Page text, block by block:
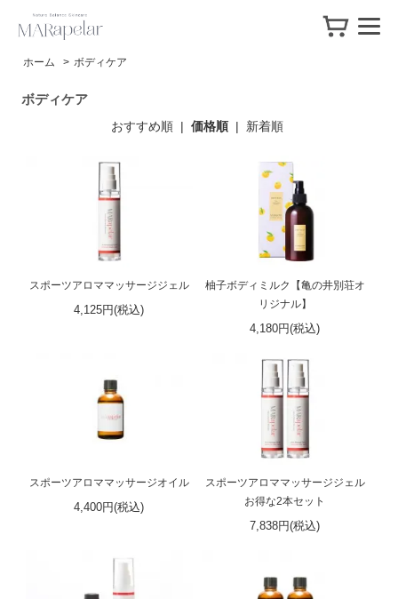
ホーム > ボディケア
ボディケア
おすすめ順| 価格順| 新着順
スポーツアロママッサージジェル
4,125円(税込)
柚子ボディミルク【亀の井別荘オ
リジナル】
4,180円(税込)
スポーツアロママッサージオイル
4,400円(税込)
スポーツアロママッサージジェル
お得な2本セット
7,838円(税込)